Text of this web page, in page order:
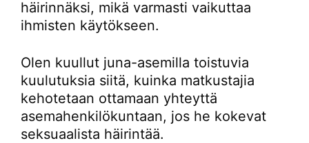
häirinnäksi, mikä varmasti vaikuttaa
ihmisten käytökseen.
Olen kuullut juna-asemilla toistuvia
kuulutuksia siitä, kuinka matkustajia
kehotetaan ottamaan yhteyttä
asemahenkilökuntaan, jos he kokevat
seksuaalista häirintää.